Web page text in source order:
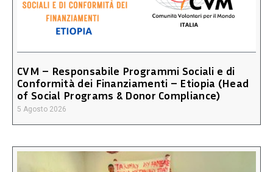
CVM – Responsabile Programmi Sociali e di
Conformità dei Finanziamenti – Etiopia (Head
of Social Programs & Donor Compliance)
5 Agosto 2026